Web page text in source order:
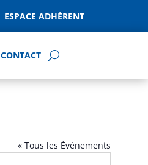
ESPACE ADHÉRENT
CONTACT
« Tous les Évènements